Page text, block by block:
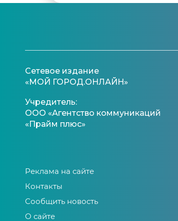
Сетевое издание
«МОЙ ГОРОД.ОНЛАЙН»
Учредитель:
ООО «Агентство коммуникаций
«Прайм плюс»
Реклама на сайте
Контакты
Сообщить новость
О сайте